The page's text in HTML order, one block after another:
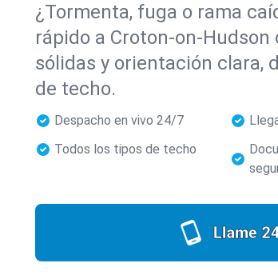
¿Tormenta, fuga o rama
rápido a Croton-on-
sólidas y orientación clara,
de techo.
Despacho en vivo 24/7
Todos los tipos de techo
Llame